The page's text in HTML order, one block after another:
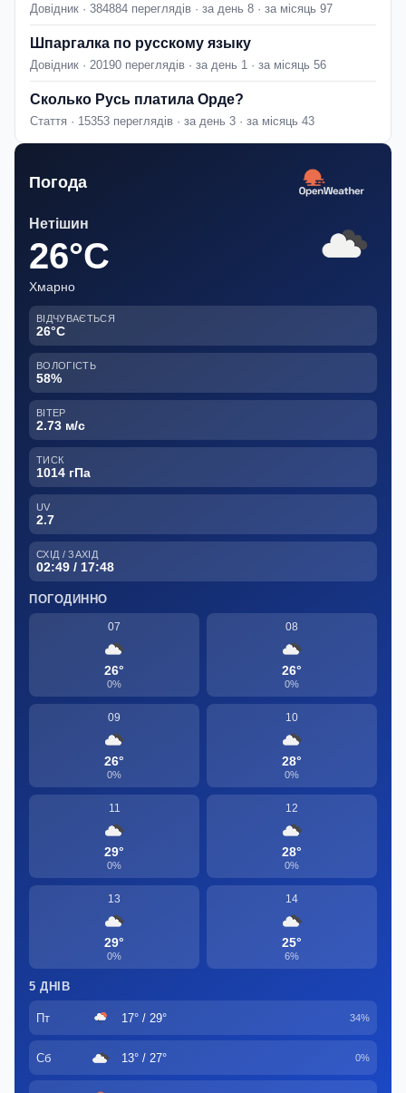
Довідник · 384884 переглядів · за день 8 · за місяць 97
Шпаргалка по русскому языку
Довідник · 20190 переглядів · за день 1 · за місяць 56
Сколько Русь платила Орде?
Стаття · 15353 переглядів · за день 3 · за місяць 43
Погода
Нетішин
26°C
Хмарно
ВІДЧУВАЄТЬСЯ
26°C
ВОЛОГІСТЬ
58%
ВІТЕР
2.73 м/с
ТИСК
1014 гПа
UV
2.7
СХІД / ЗАХІД
02:49 / 17:48
ПОГОДИННО
07
26°
0%
08
26°
0%
09
26°
0%
10
28°
0%
11
29°
0%
12
28°
0%
13
29°
0%
14
25°
6%
5 ДНІВ
Пт 17° / 29° 34%
Сб 13° / 27° 0%